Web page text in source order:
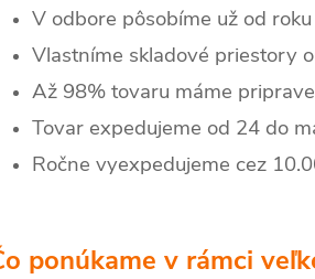
V odbore pôsobíme už od
Vlastníme skladové priestory
Až 98% tovaru máme
Tovar expedujeme od 24 do
Ročne vyexpedujeme cez
ponúkame v rámci